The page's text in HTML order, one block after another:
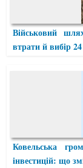
Військовий
втрати й вибір
Ковельська
інвестицій: що